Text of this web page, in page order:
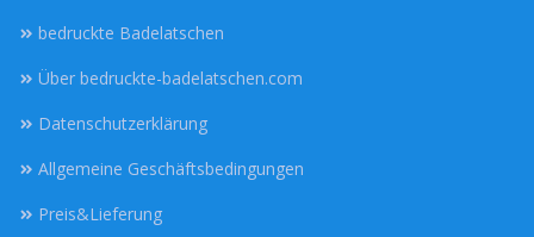
bedruckte Badelatschen
Über bedruckte-badelatschen.com
Datenschutzerklärung
Allgemeine Geschäftsbedingungen
Preis&Lieferung